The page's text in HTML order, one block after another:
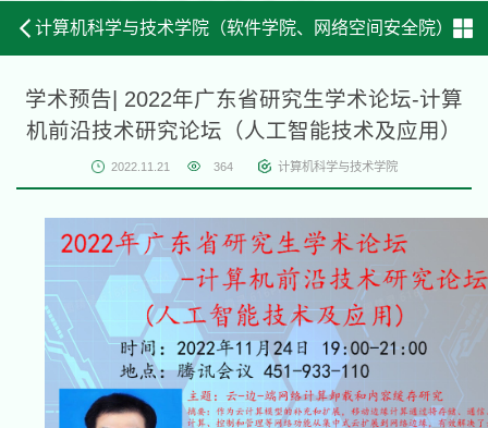
计算机科学与技术学院（软件学院、网络空间安全院）
学术预告| 2022年广东省研究生学术论坛-计算
机前沿技术研究论坛（人工智能技术及应用）
2022.11.21 364 计算机科学与技术学院